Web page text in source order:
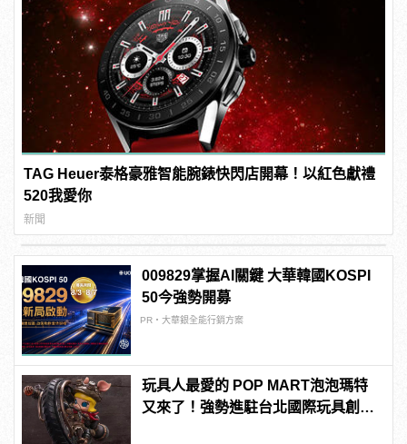
TAG Heuer泰格豪雅智能腕錶快閃店開幕！以紅色獻禮
520我愛你
新聞
009829掌握AI關鍵 大華韓國KOSPI
50今強勢開募
PR・大華銀全能行銷方案
玩具人最愛的 POP MART泡泡瑪特
又來了！強勢進駐台北國際玩具創作